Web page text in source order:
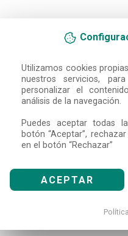
Utilizamos cookies
nuestros servicios,
personalizar el
análisis de la navegación.
Puedes aceptar todas
botón “Aceptar”,
en el botón “Rechazar”
ACEPTAR